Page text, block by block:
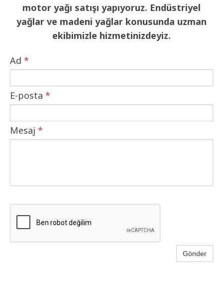
motor yağı satışı yapıyoruz. Endüstriyel
yağlar ve madeni yağlar konusunda uzman
ekibimizle hizmetinizdeyiz.
Ad *
E-posta *
Mesaj *
Gönder